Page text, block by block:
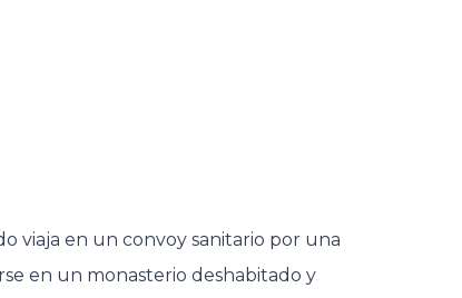
viaja en un convoy sanitario por una
en un monasterio deshabitado y